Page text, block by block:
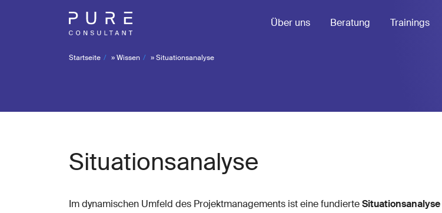
Über uns Beratung Trainings
Startseite »Wissen »Situationsanalyse
Situationsanalyse
Im dynamischen Umfeld des Projektmanagements ist eine fundierteSituationsanalyse